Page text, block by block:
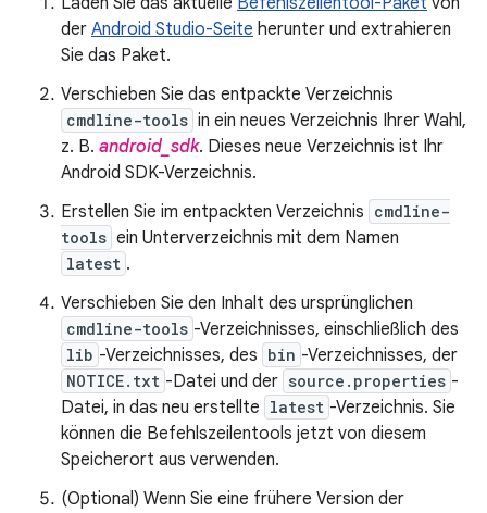
der Android Studio-Seite herunter und extrahieren
Sie das Paket.
Verschieben Sie das entpackte Verzeichnis
cmdline-tools in ein neues Verzeichnis Ihrer Wahl,
z. B. android_sdk. Dieses neue Verzeichnis ist Ihr
Android SDK-Verzeichnis.
Erstellen Sie im entpackten Verzeichnis cmdline-
tools ein Unterverzeichnis mit dem Namen
latest .
Verschieben Sie den Inhalt des ursprünglichen
cmdline-tools -Verzeichnisses, einschließlich des
lib -Verzeichnisses, des bin -Verzeichnisses, der
NOTICE.txt -Datei und der source.properties -
Datei, in das neu erstellte latest -Verzeichnis. Sie
können die Befehlszeilentools jetzt von diesem
Speicherort aus verwenden.
(Optional) Wenn Sie eine frühere Version der